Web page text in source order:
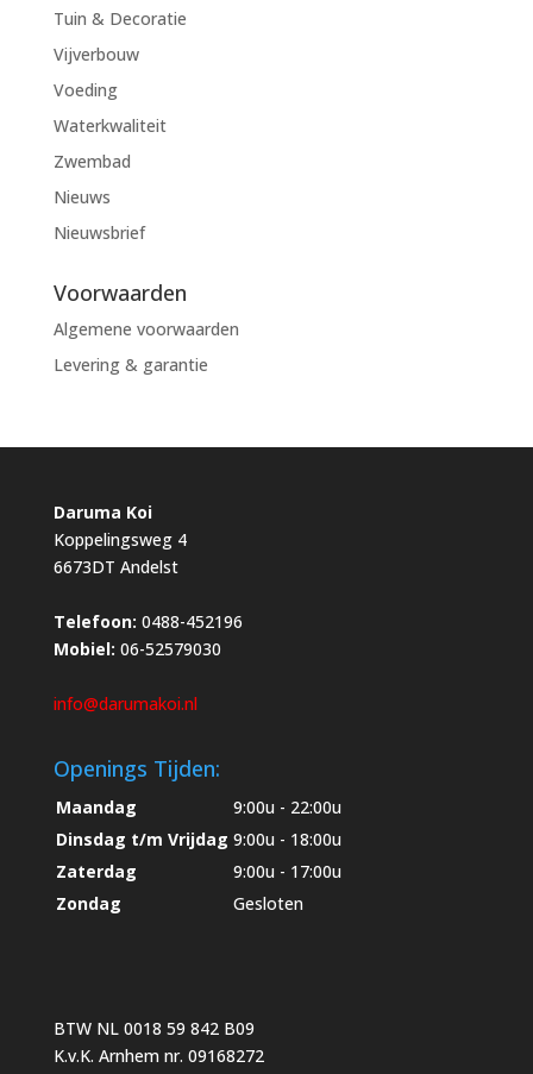
Tuin & Decoratie
Vijverbouw
Voeding
Waterkwaliteit
Zwembad
Nieuws
Nieuwsbrief
Voorwaarden
Algemene voorwaarden
Levering & garantie
Daruma Koi
Koppelingsweg 4
6673DT Andelst
Telefoon: 0488-452196
Mobiel: 06-52579030
info@darumakoi.nl
Openings Tijden:
Maandag
9:00u - 22:00u
Dinsdag t/m Vrijdag 9:00u - 18:00u
Zaterdag
9:00u - 17:00u
Zondag
Gesloten
BTW NL 0018 59 842 B09
K.v.K. Arnhem nr. 09168272